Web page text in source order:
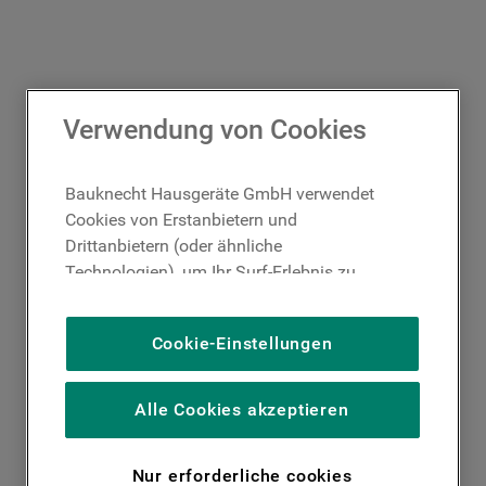
Verwendung von Cookies
Bauknecht Hausgeräte GmbH verwendet
Cookies von Erstanbietern und
Drittanbietern (oder ähnliche
Technologien), um Ihr Surf-Erlebnis zu
Cookies), um unser Publikum zu messen
(Leistungs-Cookies), um die redaktionellen
Inhalte der Website basierend auf Ihrer
Nutzung der Website zu personalisieren,
Funktionen anzubieten (Funktionelle-
Cookie-Einstellungen
Nur erforderliche cookies
Alle Cookies akzeptieren